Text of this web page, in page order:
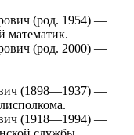
(род. 1954) —
математик.
(род. 2000) —
(1898—1937) —
(1918—1994) —